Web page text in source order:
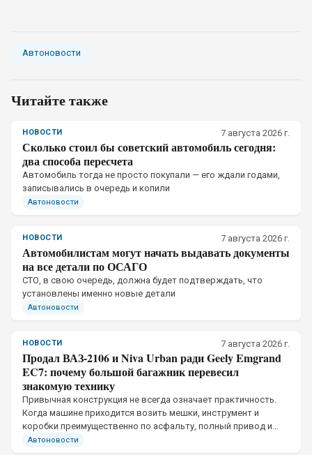
Автоновости
Читайте также
НОВОСТИ 7 августа 2026 г.
Сколько стоил бы советский автомобиль сегодня:
два способа пересчета
Автомобиль тогда не просто покупали — его ждали годами,
записывались в очередь и копили
Автоновости
НОВОСТИ 7 августа 2026 г.
Автомобилистам могут начать выдавать документы
на все детали по ОСАГО
СТО, в свою очередь, должна будет подтверждать, что
установлены именно новые детали
Автоновости
НОВОСТИ 7 августа 2026 г.
Продал ВАЗ-2106 и Niva Urban ради Geely Emgrand
EC7: почему большой багажник перевесил
знакомую технику
Привычная конструкция не всегда означает практичность.
Когда машине приходится возить мешки, инструмент и
коробки преимущественно по асфальту, полный привод и
простота ремонта отходят на второй план
Автоновости